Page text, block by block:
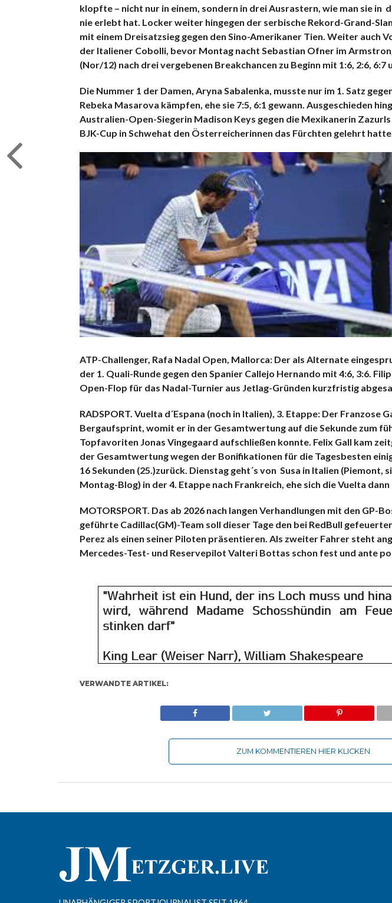
klopfte – nicht nur in einem, sondern in drei Ausrastern, wie man sie in
nie erlebt hat. Locker weiter hingegen der serbische Rekord-Grand-
mit einem Dreisatzsieg gegen den Sino-Amerikaner Tien. Weiter auch
der Italiener Cobolli, bevor Montag nacht Sebastian Ofner im
(Nor/12) nach drei vergebenen Breakchancen zu Beginn mit 1:6, 2:6, 6:7
Die Nummer 1 der Damen, Aryna Sabalenka, musste nur im 1. Satz
Rebeka Masarova kämpfen, ehe sie 7:5, 6:1 gewann. Ausgeschieden
Australien-Open-Siegerin Madison Keys gegen die Mexikanerin Zazurls
BJK-Cup in Schwehat den Österreicherinnen das Fürchten gelehrt
ATP-Challenger, Rafa Nadal Open, Mallorca: Der als Alternate
der 1. Quali-Runde gegen den Spanier Callejo Hernando mit 4:6, 3:6.
Open-Flop für das Nadal-Turnier aus Jetlag-Gründen kurzfristig
RADSPORT. Vuelta d´Espana (noch in Italien), 3. Etappe: Der Franzose
Bergaufsprint, womit er in der Gesamtwertung auf die Sekunde zum
Topfavoriten Jonas Vingegaard aufschließen konnte. Felix Gall kam
der Gesamtwertung wegen der Bonifikationen für die Tagesbesten
16 Sekunden (25.)zurück. Dienstag geht´s von Susa in Italien
Montag-Blog) in der 4. Etappe nach Frankreich, ehe sich die Vuelta
MOTORSPORT. Das ab 2026 nach langen Verhandlungen mit den GP-
geführte Cadillac(GM)-Team soll dieser Tage den bei RedBull
Perez als einen seiner Piloten präsentieren. Als zweiter Fahrer steht
Mercedes-Test- und Reservepilot Valteri Bottas schon fest und ante
VERWANDTE ARTIKEL:
ZUM KOMMENTIEREN HIER KLICKEN